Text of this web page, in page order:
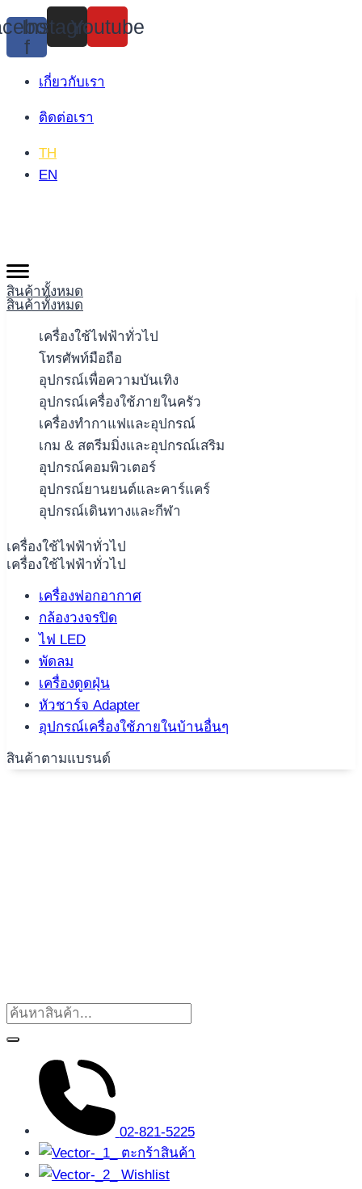
Skip
to
content
f
Instagram
Youtube
เกี่ยวกับเรา
ติดต่อเรา
TH
EN
สินค้าทั้งหมด
สินค้าทั้งหมด
เครื่องใช้ไฟฟ้าทั่วไป
โทรศัพท์มือถือ
อุปกรณ์เพื่อความบันเทิง
อุปกรณ์เครื่องใช้ภายในครัว
เครื่องทำกาแฟและอุปกรณ์
เกม & สตรีมมิ่งและอุปกรณ์เสริม
อุปกรณ์คอมพิวเตอร์
อุปกรณ์ยานยนต์และคาร์แคร์
อุปกรณ์เดินทางและกีฬา
เครื่องใช้ไฟฟ้าทั่วไป
เครื่องใช้ไฟฟ้าทั่วไป
เครื่องฟอกอากาศ
กล้องวงจรปิด
ไฟ LED
พัดลม
เครื่องดูดฝุ่น
หัวชาร์จ Adapter
อุปกรณ์เครื่องใช้ภายในบ้านอื่นๆ
สินค้าตามแบรนด์
02-821-5225
ตะกร้าสินค้า
Wishlist